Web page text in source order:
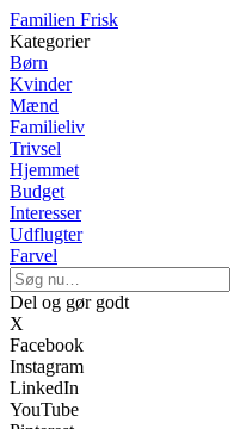
Familien Frisk
Kategorier
Børn
Kvinder
Mænd
Familieliv
Trivsel
Hjemmet
Budget
Interesser
Udflugter
Farvel
Del og gør godt
X
Facebook
Instagram
LinkedIn
YouTube